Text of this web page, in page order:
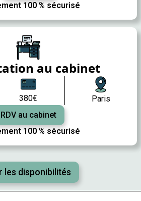
100 % sécurisé
au cabinet
380€
Paris
RDV au cabinet
100 % sécurisé
les disponibilités